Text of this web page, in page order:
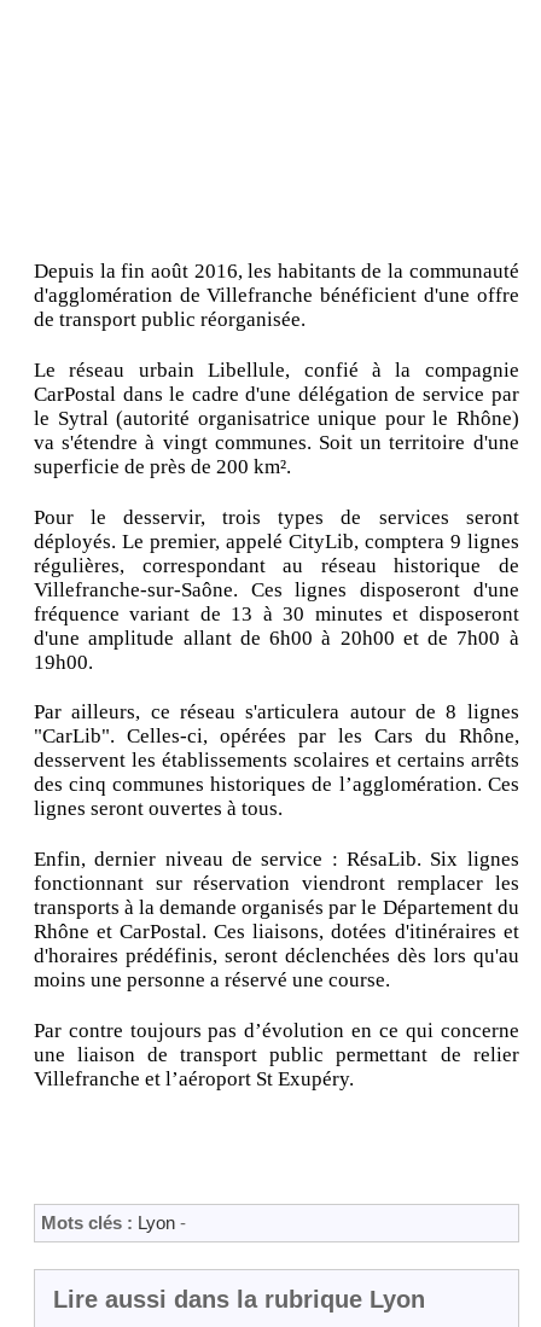
Depuis la fin août 2016, les habitants de la communauté
d'agglomération de Villefranche bénéficient d'une offre
de transport public réorganisée.
Le réseau urbain Libellule, confié à la compagnie
CarPostal dans le cadre d'une délégation de service par
le Sytral (autorité organisatrice unique pour le Rhône)
va s'étendre à vingt communes. Soit un territoire d'une
superficie de près de 200 km².
Pour le desservir, trois types de services seront
déployés. Le premier, appelé CityLib, comptera 9 lignes
régulières, correspondant au réseau historique de
Villefranche-sur-Saône. Ces lignes disposeront d'une
fréquence variant de 13 à 30 minutes et disposeront
d'une amplitude allant de 6h00 à 20h00 et de 7h00 à
19h00.
Par ailleurs, ce réseau s'articulera autour de 8 lignes
"CarLib". Celles-ci, opérées par les Cars du Rhône,
desservent les établissements scolaires et certains arrêts
des cinq communes historiques de l’agglomération. Ces
lignes seront ouvertes à tous.
Enfin, dernier niveau de service : RésaLib. Six lignes
fonctionnant sur réservation viendront remplacer les
transports à la demande organisés par le Département du
Rhône et CarPostal. Ces liaisons, dotées d'itinéraires et
d'horaires prédéfinis, seront déclenchées dès lors qu'au
moins une personne a réservé une course.
Par contre toujours pas d’évolution en ce qui concerne
une liaison de transport public permettant de relier
Villefranche et l’aéroport St Exupéry.
Mots clés : Lyon -
Lire aussi dans la rubrique Lyon